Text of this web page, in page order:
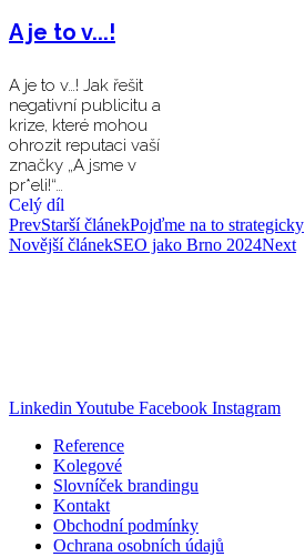
A je to v...!
A je to v…! Jak řešit
negativní publicitu a
krize, které mohou
ohrozit reputaci vaší
značky „A jsme v
pr*eli!“…
Celý díl
PrevStarší článekPojďme na to strategicky
Novější článekSEO jako Brno 2024Next
Linkedin Youtube Facebook Instagram
Reference
Kolegové
Slovníček brandingu
Kontakt
Obchodní podmínky
Ochrana osobních údajů